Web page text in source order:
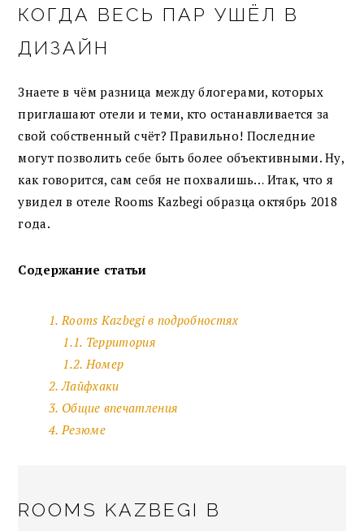
КОГДА ВЕСЬ ПАР УШЁЛ В
ДИЗАЙН
Знаете в чём разница между блогерами, которых
приглашают отели и теми, кто останавливается за
свой собственный счёт? Правильно! Последние
могут позволить себе быть более объективными. Ну,
как говорится, сам себя не похвалишь… Итак, что я
увидел в отеле Rooms Kazbegi образца октябрь 2018
года.
Содержание статьи
1. Rooms Kazbegi в подробностях
1.1. Территория
1.2. Номер
2. Лайфхаки
3. Общие впечатления
4. Резюме
ROOMS KAZBEGI В